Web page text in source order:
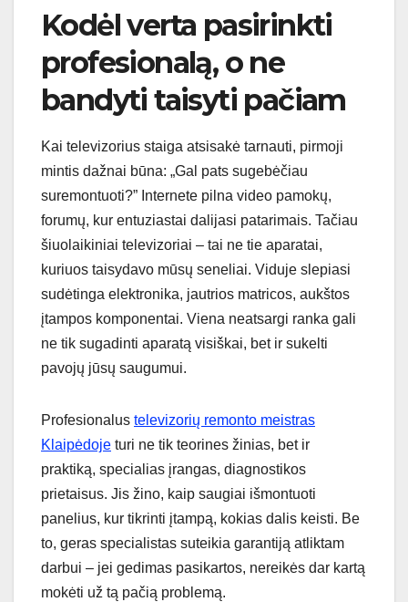
Kodėl verta pasirinkti
profesionalą, o ne
bandyti taisyti pačiam
Kai televizorius staiga atsisakė tarnauti, pirmoji
mintis dažnai būna: „Gal pats sugebėčiau
suremontuoti?” Internete pilna video pamokų,
forumų, kur entuziastai dalijasi patarimais. Tačiau
šiuolaikiniai televizoriai – tai ne tie aparatai,
kuriuos taisydavo mūsų seneliai. Viduje slepiasi
sudėtinga elektronika, jautrios matricos, aukštos
įtampos komponentai. Viena neatsargi ranka gali
ne tik sugadinti aparatą visiškai, bet ir sukelti
pavojų jūsų saugumui.
Profesionalus televizorių remonto meistras
Klaipėdoje turi ne tik teorines žinias, bet ir
praktiką, specialias įrangas, diagnostikos
prietaisus. Jis žino, kaip saugiai išmontuoti
panelius, kur tikrinti įtampą, kokias dalis keisti. Be
to, geras specialistas suteikia garantiją atliktam
darbui – jei gedimas pasikartos, nereikės dar kartą
mokėti už tą pačią problemą.